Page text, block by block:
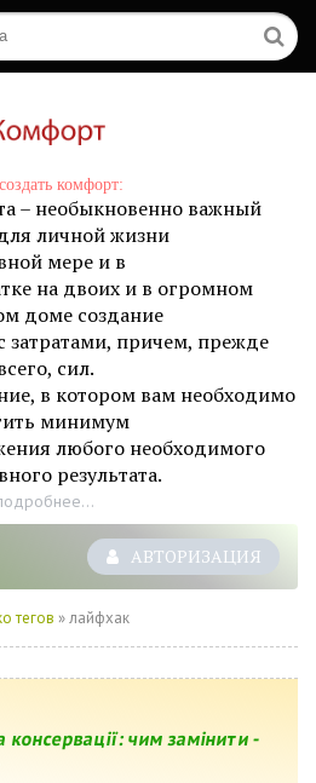
комфорт:
– необыкновенно важный
личной жизни
мере и в
на двоих и в огромном
доме создание
затратами, причем, прежде
сил.
в котором вам необходимо
минимум
любого необходимого
результата.
АВТОРИЗАЦИЯ
тегов » лайфхак
чим замінити -